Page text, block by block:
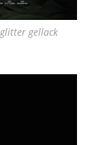
gellack